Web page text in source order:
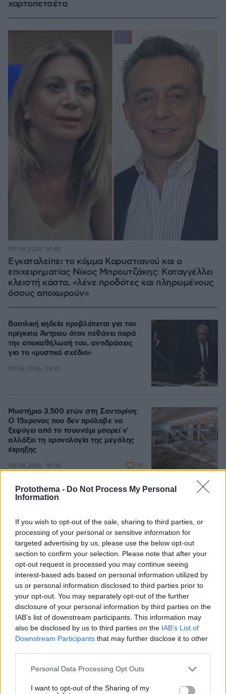
Protothema - Do Not Process My Personal
Information
If you wish to opt-out of the sale, sharing to third parties, or
processing of your personal or sensitive information for
targeted advertising by us, please use the below opt-out
section to confirm your selection. Please note that after your
opt-out request is processed you may continue seeing
interest-based ads based on personal information utilized by
us or personal information disclosed to third parties prior to
your opt-out. You may separately opt-out of the further
disclosure of your personal information by third parties on the
IAB’s list of downstream participants. This information may
also be disclosed by us to third parties on the IAB’s List of
Downstream Participants that may further disclose it to other
Please note that this website/app uses one or more Google
not limited to your visit or usage behaviour. You may click to
Personal Data Processing Opt Outs
I want to opt-out of the Sharing of my
χαρτοπετσέτα
Εγκαταλείπει το κόμμα Καρυστιανού και ο
επιχειρηματίας Νίκος Μπρουτζάκης: Καταγγέλλει
κλειστή κάστα, «λένε προδότες και πληρωμένους
όσους αποχωρούν»
08.08.2026, 18:48
Βασιλική κηδεία προβλέπεται για τον
πρίγκιπα Άντριου όταν πεθάνει παρά
την αποκαθήλωσή του, αντιδράσεις
για το «μυστικό σχέδιο»
09.08.2026, 08:01
Μυστήριο 3.500 ετών στη Σαντορίνη:
Ο 15χρονος που δεν πρόλαβε να
ξεφύγει από το τσουνάμι μπορεί ν'
αλλάξει τη χρονολογία της μεγάλης
έκρηξης
08.08.2026, 18:08 70
Πινακίδες κυκλοφορίας με λίγα κλικ: Τι
έκδοση
09.08.2026, 08:14 5
Σοβαρό τροχαίο από αναστροφή ΙΧ
στην Αθηνών-Σουνίου: Συγκρούστηκε
με μηχανή της ΔΙΑΣ, δύο αστυνομικοί
τραυματίες, βίντεο
08.08.2026, 23:07 178
Οι «Πράσινες Μπότες»: 30 χρόνια
μετά, το Έβερεστ μπορεί να δώσει